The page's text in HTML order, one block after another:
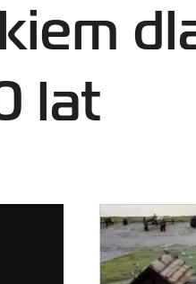
GALERIA ŚLUZA
BRAMA OTWARTA NA
RZEKĘ
lat